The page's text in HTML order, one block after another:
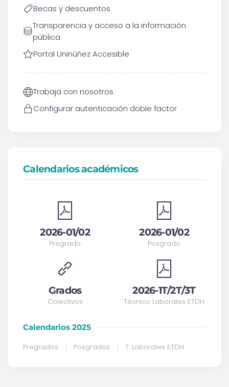
Becas y descuentos
Transparencia y acceso a la información
pública
Portal Uninúñez Accesible
Trabaja con nosotros
Configurar autenticación doble factor
Calendarios académicos
2026-01/02
Pregrado
Grados
Colectivos
2026-01/02
Posgrado
2026-1T/2T/3T
Técnico Laborales ETDH
Calendarios 2025
Pregrados Posgrados T. Laborales ETDH